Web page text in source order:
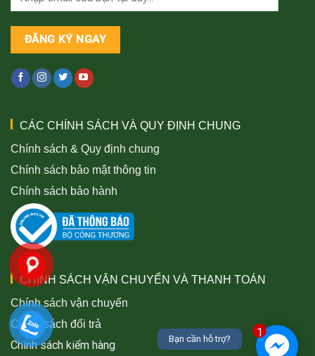
CÁC CHÍNH SÁCH VÀ QUY ĐỊNH CHUNG
Chính sách & Quy định chung
Chính sách bảo mật thông tin
Chính sách bảo hành
CHÍNH SÁCH VẬN CHUYỂN VÀ THANH TOÁN
Chính sách vận chuyển
Chính sách đổi trả
Chính sách kiểm hàng
1
Bạn cần hỗ trợ?